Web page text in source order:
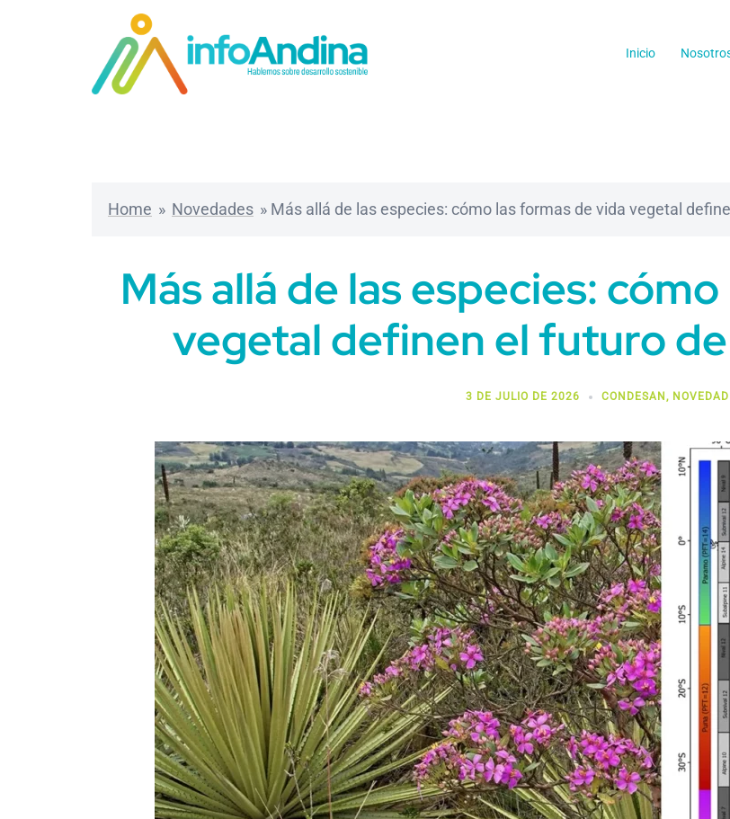
Inicio
Home » Novedades » Más allá de las especies: cómo las formas de vida vegetal
Más allá de las especies:
vegetal definen el futuro
3 DE JULIO DE 2026 CONDESAN ,